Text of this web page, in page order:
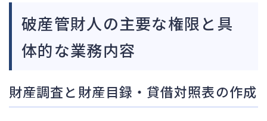
破産管財人の主要な権限と具
体的な業務内容
財産調査と財産目録・貸借対照表の作成